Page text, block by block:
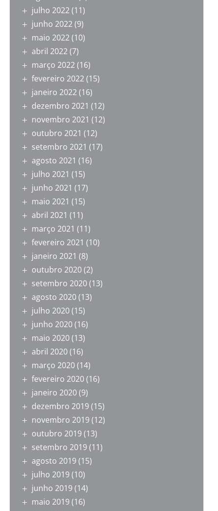
julho 2022(11)
junho 2022(9)
maio 2022(10)
abril 2022(7)
março 2022(16)
fevereiro 2022(15)
janeiro 2022(16)
dezembro 2021 (12)
novembro 2021 (12)
outubro 2021 (12)
setembro 2021 (17)
agosto 2021 (16)
julho 2021 (15)
junho 2021 (17)
maio 2021 (15)
abril 2021 (11)
março 2021 (11)
fevereiro 2021 (10)
janeiro 2021 (8)
outubro 2020(2)
setembro 2020(13)
agosto 2020(13)
julho 2020(15)
junho 2020(16)
maio 2020(13)
abril 2020(16)
março 2020(14)
fevereiro 2020(16)
janeiro 2020(9)
dezembro 2019(15)
novembro 2019(12)
outubro 2019(13)
setembro 2019(11)
agosto 2019(15)
julho 2019(10)
junho 2019(14)
maio 2019(16)